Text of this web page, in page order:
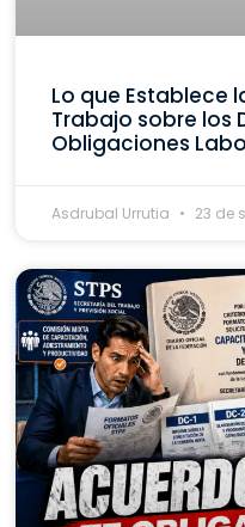
Lo que Establece
Trabajo sobre los
Obligaciones
Asdrubal Urrutia 23 de